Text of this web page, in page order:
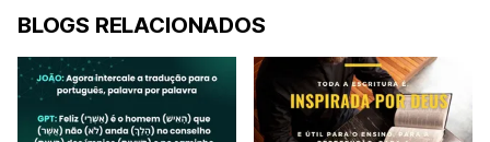
BLOGS RELACIONADOS